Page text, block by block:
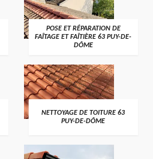
POSE ET RÉPARATION DE
FAÎTAGE ET FAÎTIÈRE 63 PUY-DE-
DÔME
NETTOYAGE DE TOITURE 63
PUY-DE-DÔME